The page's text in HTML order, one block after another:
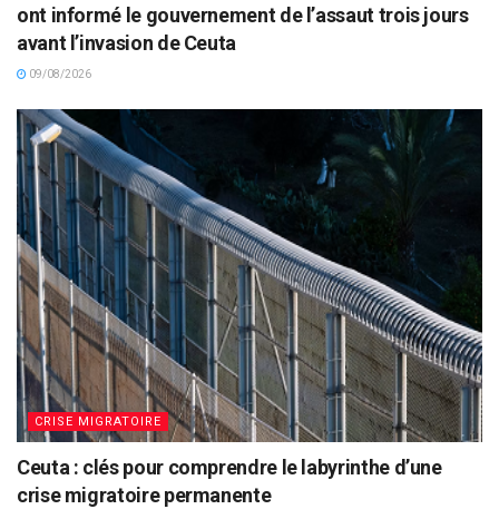
ont informé le gouvernement de l’assaut trois jours
avant l’invasion de Ceuta
09/08/2026
CRISE MIGRATOIRE
Ceuta : clés pour comprendre le labyrinthe d’une
crise migratoire permanente